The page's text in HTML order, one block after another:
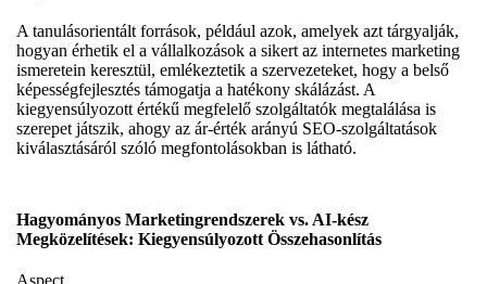
A tanulásorientált források, például azok, amelyek azt tárgyalják,
hogyan érhetik el a vállalkozások a sikert az internetes marketing
ismeretein keresztül, emlékeztetik a szervezeteket, hogy a belső
képességfejlesztés támogatja a hatékony skálázást. A
kiegyensúlyozott értékű megfelelő szolgáltatók megtalálása is
szerepet játszik, ahogy az ár-érték arányú SEO-szolgáltatások
kiválasztásáról szóló megfontolásokban is látható.
Hagyományos Marketingrendszerek vs. AI-kész
Megközelítések: Kiegyensúlyozott Összehasonlítás
Aspect